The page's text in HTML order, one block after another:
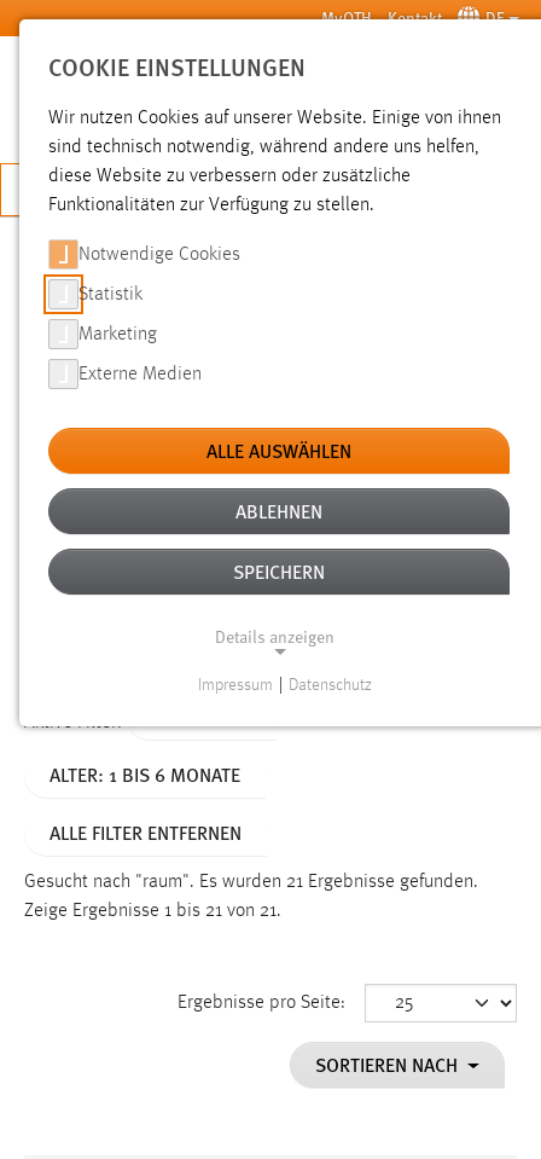
Zum Hauptinhalt springen MyOTH Kontakt DE
SUCHE
JETZT BEWERBEN
SUCHE
FILTER
Typ
Erstellungsdatum
Alter
Aktive Filter:
ALTER: 1 BIS 6 MONATE
ALLE FILTER ENTFERNEN
Gesucht nach "raum". Es wurden 21 Ergebnisse gefunden.
Zeige Ergebnisse 1 bis 21 von 21.
Ergebnisse pro Seite:
SORTIEREN NACH
COOKIE EINSTELLUNGEN
Wir nutzen Cookies auf unserer Website. Einige von ihnen
sind technisch notwendig, während andere uns helfen,
diese Website zu verbessern oder zusätzliche
Funktionalitäten zur Verfügung zu stellen.
Notwendige Cookies
Statistik
Marketing
Externe Medien
ALLE AUSWÄHLEN
ABLEHNEN
SPEICHERN
Details anzeigen
Funktionen und sind für die einwandfreie Funktion der
Name:
Dieser Cookie speichert die ausgewählten Einverständnis-
Impressum Datenschutz